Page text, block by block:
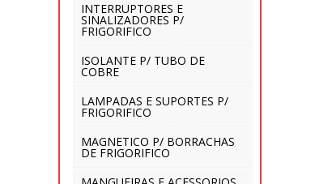
INTERRUPTORES E
SINALIZADORES P/
FRIGORIFICO
ISOLANTE P/ TUBO DE
COBRE
LAMPADAS E SUPORTES P/
FRIGORIFICO
MAGNETICO P/ BORRACHAS
DE FRIGORIFICO